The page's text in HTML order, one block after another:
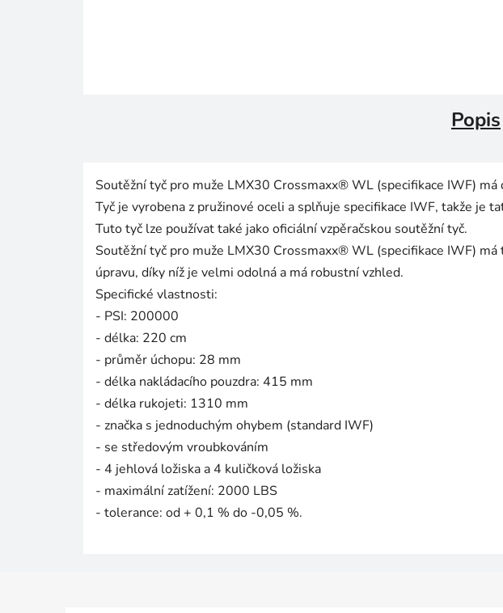
Popis
Soutěžní tyč pro muže LMX30 Crossmaxx® WL (specifikace IWF) má
Tyč je vyrobena z pružinové oceli a splňuje specifikace IWF, takže je
Tuto tyč lze používat také jako oficiální vzpěračskou soutěžní tyč.
Soutěžní tyč pro muže LMX30 Crossmaxx® WL (specifikace IWF)
úpravu, díky níž je velmi odolná a má robustní vzhled.
Specifické vlastnosti:
- PSI: 200000
- délka: 220 cm
- průměr úchopu: 28 mm
- délka nakládacího pouzdra: 415 mm
- délka rukojeti: 1310 mm
- značka s jednoduchým ohybem (standard IWF)
- se středovým vroubkováním
- 4 jehlová ložiska a 4 kuličková ložiska
- maximální zatížení: 2000 LBS
- tolerance: od + 0,1 % do -0,05 %.